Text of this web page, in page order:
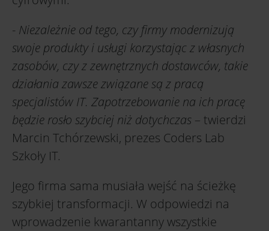
- Niezależnie od tego, czy firmy modernizują
swoje produkty i usługi korzystając z własnych
zasobów, czy z zewnętrznych dostawców, takie
działania zawsze związane są z pracą
specjalistów IT. Zapotrzebowanie na ich pracę
będzie rosło szybciej niż dotychczas – twierdzi
Marcin Tchórzewski, prezes Coders Lab
Szkoły IT.
Jego firma sama musiała wejść na ścieżkę
szybkiej transformacji. W odpowiedzi na
wprowadzenie kwarantanny wszystkie